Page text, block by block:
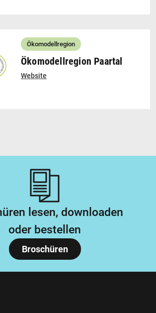
Ökomodellregion
Ökomodellregion Paartal
Website
lesen, downloaden
oder bestellen
Broschüren